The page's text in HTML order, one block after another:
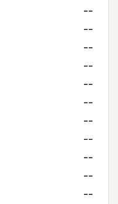
--
--
--
--
--
--
--
--
--
--
--